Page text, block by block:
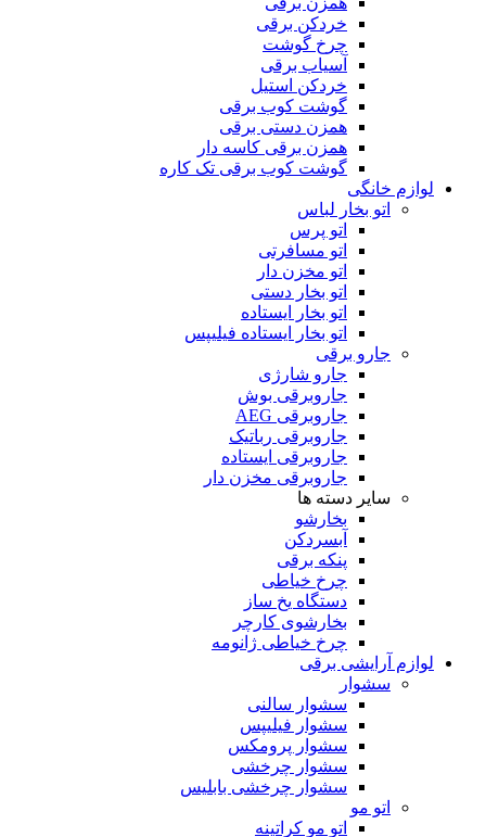
خردکن برقی
چرخ گوشت
آسیاب برقی
خردکن استیل
گوشت کوب برقی
همزن دستی برقی
همزن برقی کاسه دار
گوشت کوب برقی تک کاره
لوازم خانگی
اتو بخار لباس
اتو پرس
اتو مسافرتی
اتو مخزن دار
اتو بخار دستی
اتو بخار ایستاده
اتو بخار ایستاده فیلیپس
جارو برقی
جارو شارژی
جاروبرقی بوش
جاروبرقی AEG
جاروبرقی رباتیک
جاروبرقی ایستاده
جاروبرقی مخزن دار
سایر دسته ها
بخارشو
آبسردکن
پنکه برقی
چرخ خیاطی
دستگاه یخ ساز
بخارشوی کارچر
چرخ خیاطی ژانومه
لوازم آرایشی برقی
سشوار
سشوار سالنی
سشوار فیلیپس
سشوار پرومکس
سشوار چرخشی
سشوار چرخشی بابلیس
اتو مو
اتو مو کراتینه